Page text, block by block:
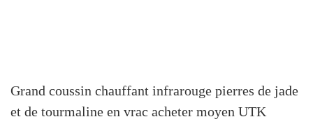
Grand coussin chauffant infrarouge pierres de jade
et de tourmaline en vrac acheter moyen UTK